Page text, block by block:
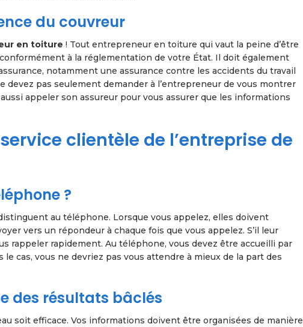
du couvreur
en toiture ! Tout entrepreneur en toiture qui vaut la peine d’être
à la réglementation de votre État. Il doit également
notamment une assurance contre les accidents du travail
devez pas seulement demander à l’entrepreneur de vous montrer
appeler son assureur pour vous assurer que les informations
clientèle de l’entreprise de
?
au téléphone. Lorsque vous appelez, elles doivent
vers un répondeur à chaque fois que vous appelez. S’il leur
rappeler rapidement. Au téléphone, vous devez être accueilli par
cas, vous ne devriez pas vous attendre à mieux de la part des
des résultats bâclés
soit efficace. Vos informations doivent être organisées de manière